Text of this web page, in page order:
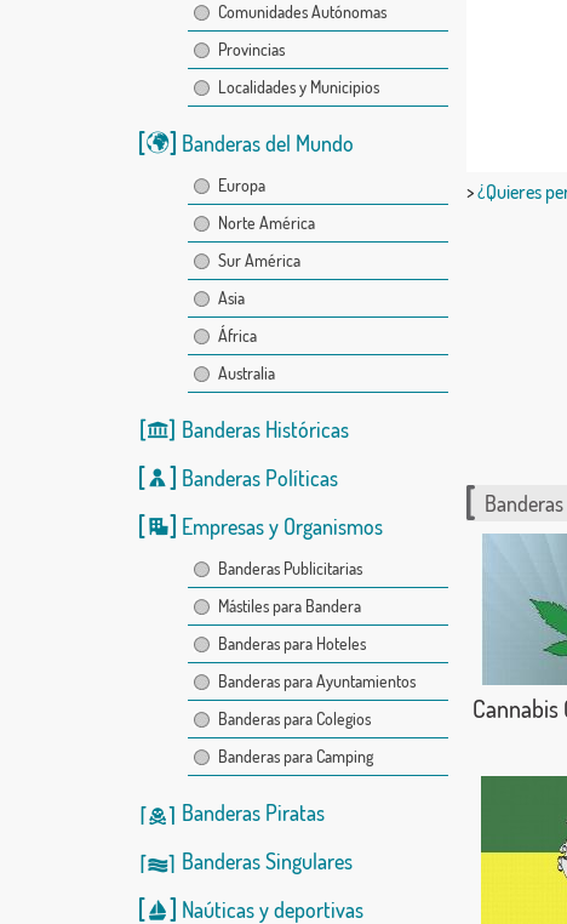
Comunidades Autónomas
Provincias
Localidades y Municipios
Banderas del Mundo
Europa
Norte América
Sur América
Asia
África
Australia
Banderas Históricas
Banderas Políticas
Empresas y Organismos
Banderas Publicitarias
Mástiles para Bandera
Banderas para Hoteles
Banderas para Ayuntamientos
Banderas para Colegios
Banderas para Camping
Banderas Piratas
Banderas Singulares
Naúticasydeportivas
>¿Quieres
Cannabis